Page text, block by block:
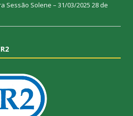
Sessão Solene – 31/03/2025 28 de